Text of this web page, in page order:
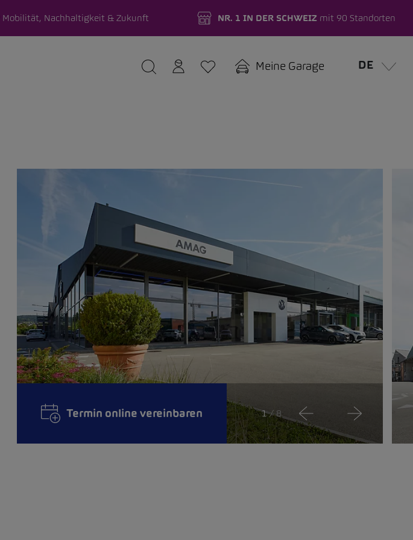
Mobilität, Nachhaltigkeit & Zukunft NR. 1 IN DER SCHWEIZmit 90 Standorten
Meine Garage DE
Termin online vereinbaren 1 / 8